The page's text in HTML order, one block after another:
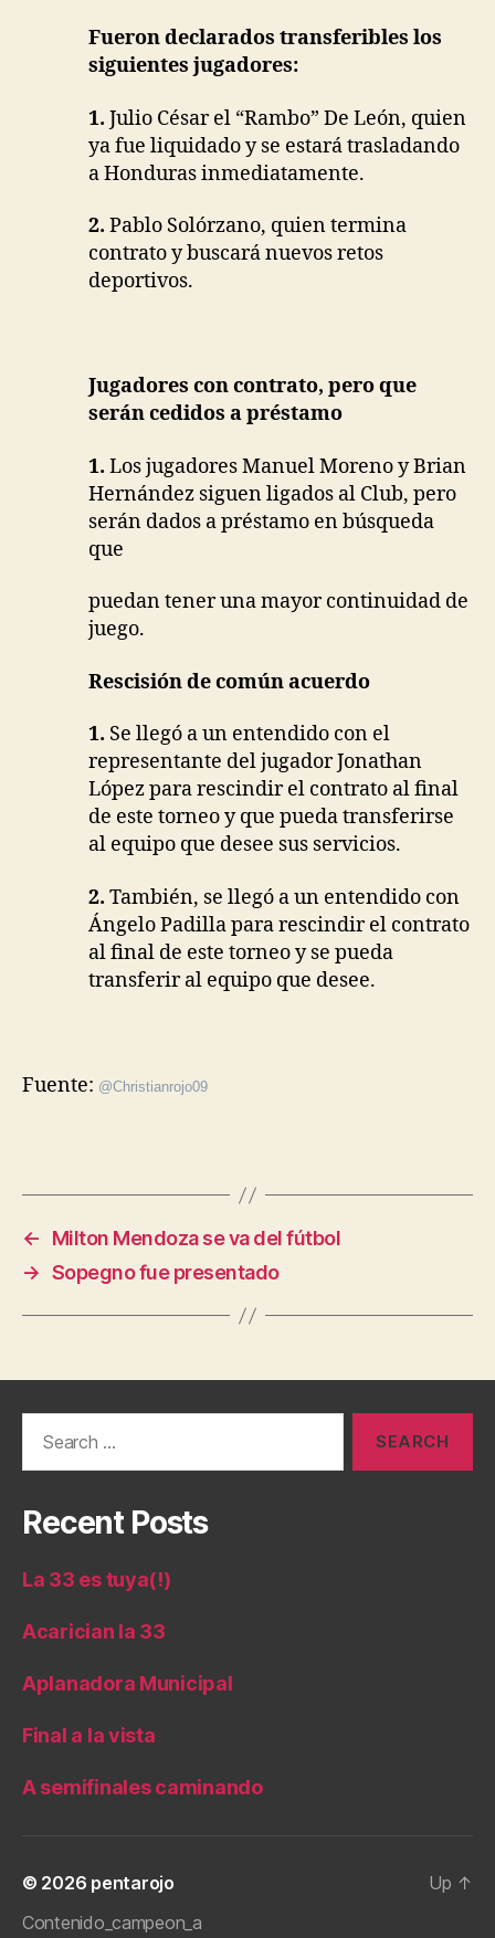
Fueron declarados transferibles los
siguientes jugadores:
1. Julio César el “Rambo” De León, quien
ya fue liquidado y se estará trasladando
a Honduras inmediatamente.
2. Pablo Solórzano, quien termina
contrato y buscará nuevosretos
deportivos.
Jugadores con contrato, pero que
serán cedidos a préstamo
1. Los jugadores Manuel Moreno y Brian
Hernández siguenligados al Club, pero
serán dados a préstamo en búsqueda
que
puedan tener una mayor continuidad de
juego.
Rescisión de común acuerdo
1. Se llegó a un entendido con el
representante del jugadorJonathan
López para rescindir el contrato al final
de este torneo y que pueda transferirse
al equipo que desee sus servicios.
2. También, se llegó a un entendido con
Ángelo Padilla pararescindir el contrato
al final de este torneo y se pueda
transferiral equipo que desee.
Fuente: @Christianrojo09
←
Milton Mendoza se va del fútbol
→ Sopegno fue presentado
Recent Posts
La 33 es tuya(!)
Acarician la 33
Aplanadora Municipal
Final a la vista
A semifinales caminando
© 2026 pentarojo
Contenido_campeon_a
Up ↑